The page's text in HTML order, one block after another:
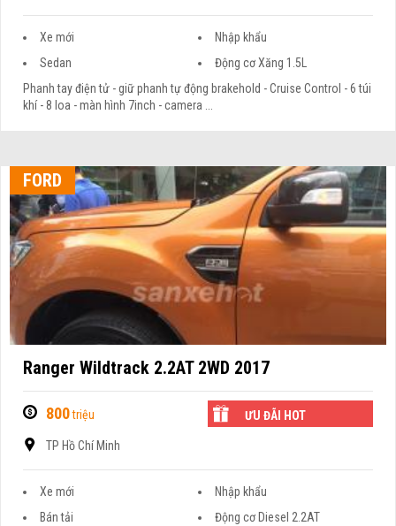
Xe mới
Nhập khẩu
Sedan
Động cơ Xăng 1.5L
Phanh tay điện tử - giữ phanh tự động brakehold - Cruise Control - 6 túi
khí - 8 loa - màn hình 7inch - camera ...
FORD
Ranger Wildtrack 2.2AT 2WD 2017
800triệu ƯU ĐÃI HOT
TP Hồ Chí Minh
Xe mới
Nhập khẩu
Bán tải
Động cơ Diesel 2.2AT